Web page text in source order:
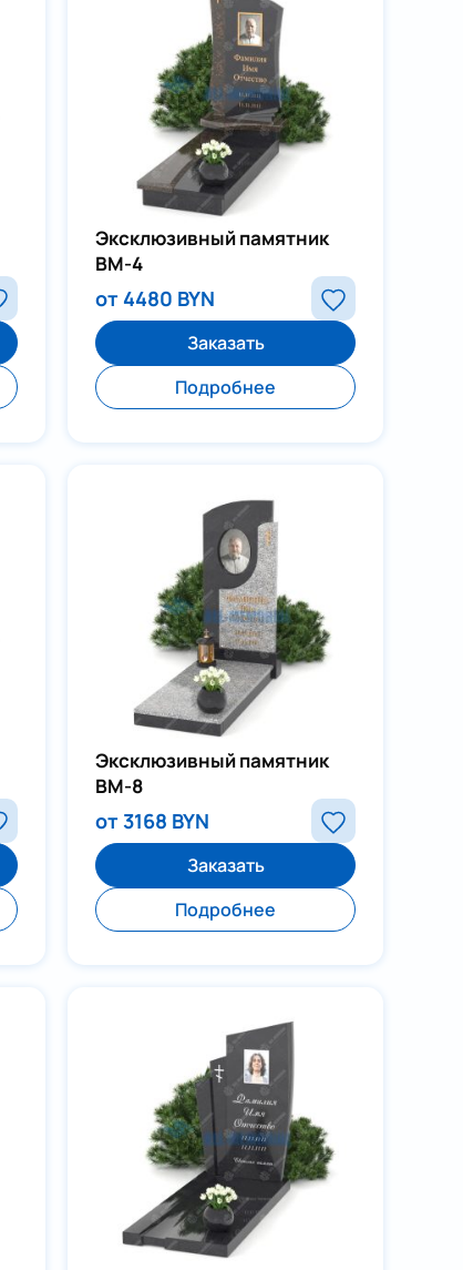
Эксклюзивный памятник
ВМ-4
от 4480 BYN
Заказать
Подробнее
Эксклюзивный памятник
ВМ-8
от 3168 BYN
Заказать
Подробнее